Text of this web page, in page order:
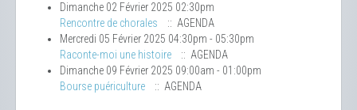
Dimanche 02 Février 2025 02:30pm
Rencontre de chorales
:: AGENDA
Mercredi 05 Février 2025 04:30pm - 05:30pm
Raconte-moi une histoire
:: AGENDA
Dimanche 09 Février 2025 09:00am - 01:00pm
Bourse puériculture
:: AGENDA